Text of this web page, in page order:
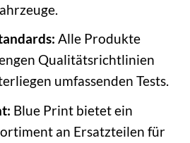
Alle Produkte
Qualitätsrichtlinien
umfassenden Tests.
Blue Print bietet ein
an Ersatzteilen für